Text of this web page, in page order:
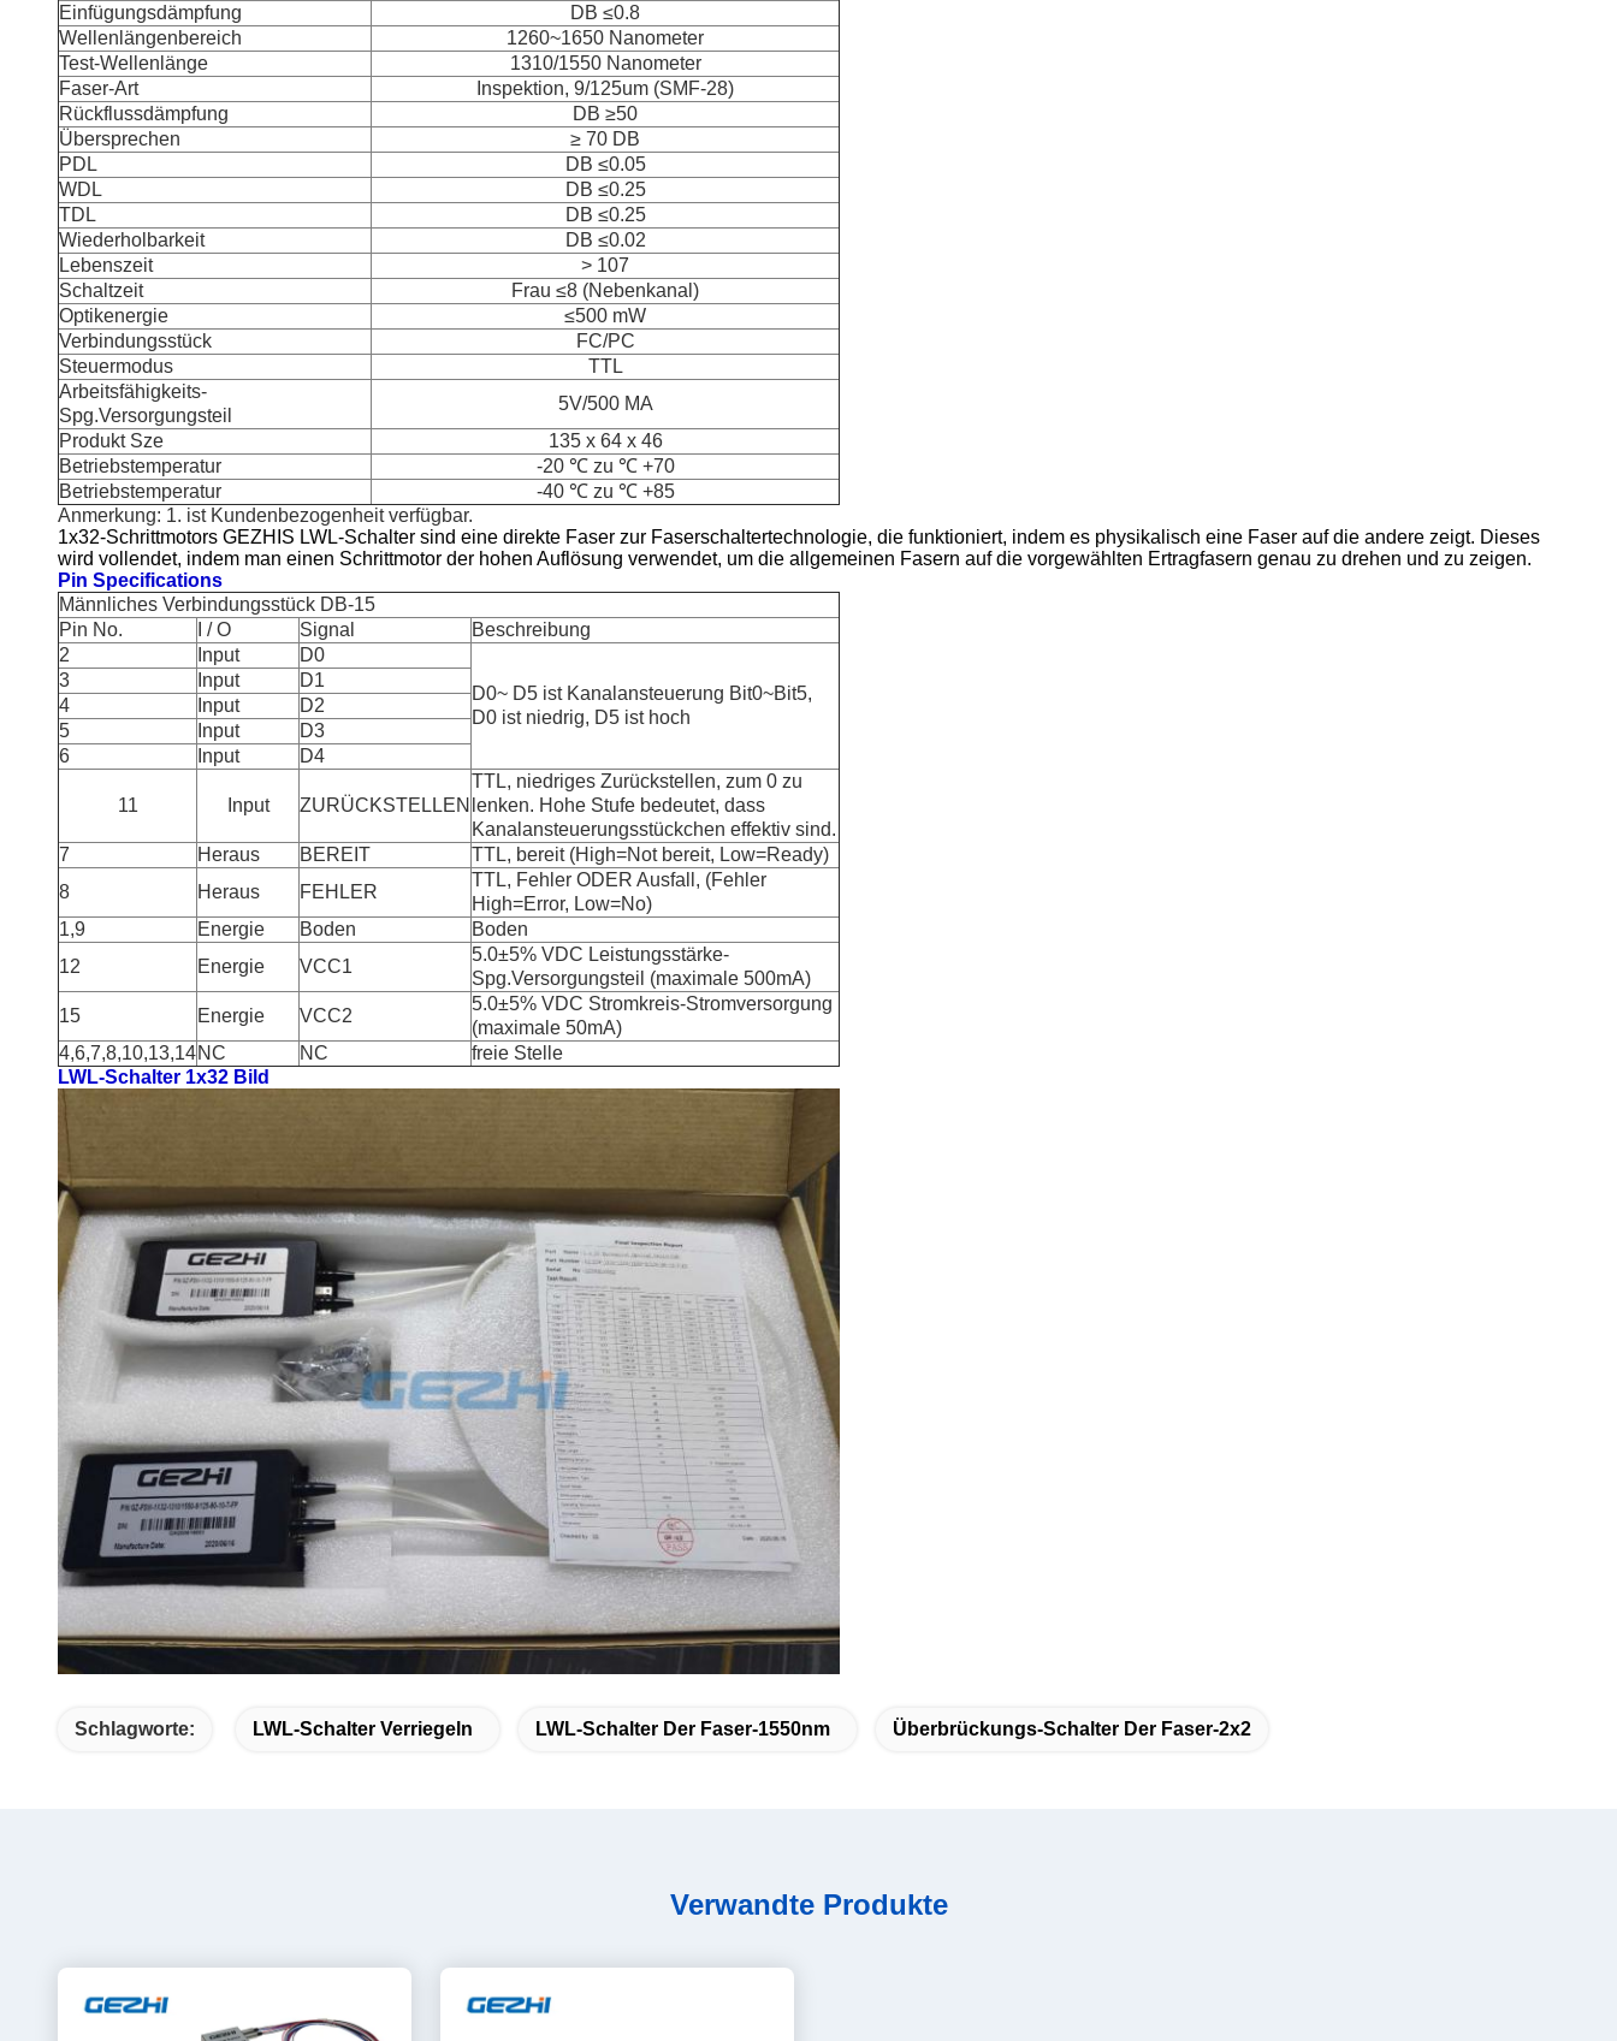
Einfügungsdämpfung
DB ≤0.8
Wellenlängenbereich
1260~1650 Nanometer
Test-Wellenlänge
1310/1550 Nanometer
Faser-Art
Inspektion, 9/125um (SMF-28)
Rückflussdämpfung
DB ≥50
Übersprechen
≥ 70 DB
PDL
DB ≤0.05
WDL
DB ≤0.25
TDL
DB ≤0.25
Wiederholbarkeit
DB ≤0.02
Lebenszeit
> 107
Schaltzeit
Frau ≤8 (Nebenkanal)
Optikenergie
≤500 mW
Verbindungsstück
FC/PC
Steuermodus
TTL
Arbeitsfähigkeits-
Spg.Versorgungsteil
5V/500 MA
Produkt Sze
135 x 64 x 46
Betriebstemperatur
-20 ℃ zu ℃ +70
Betriebstemperatur
-40 ℃ zu ℃ +85
Anmerkung: 1. ist Kundenbezogenheit verfügbar.
1x32-Schrittmotors GEZHIS LWL-Schalter sind eine direkte Faser zur Faserschaltertechnologie, die funktioniert, indem es physikalisch eine Faser auf die andere zeigt. Dieses
wird vollendet, indem man einen Schrittmotor der hohen Auflösung verwendet, um die allgemeinen Fasern auf die vorgewählten Ertragfasern genau zu drehen und zu zeigen.
Pin Specifications
Männliches Verbindungsstück DB-15
Pin No.
I / O Signal
Beschreibung
2
Input
D0
D0~ D5 ist Kanalansteuerung Bit0~Bit5,
D0 ist niedrig, D5 ist hoch
3 Input
D1
4
Input
D2
5
Input
D3
6
Input D4
11 Input ZURÜCKSTELLEN
TTL, niedriges Zurückstellen, zum 0 zu
lenken. Hohe Stufe bedeutet, dass
Kanalansteuerungsstückchen effektiv sind.
7
Heraus BEREIT
TTL, bereit (High=Not bereit, Low=Ready)
8
Heraus FEHLER
TTL, Fehler ODER Ausfall, (Fehler
High=Error, Low=No)
1,9
Energie Boden
Boden
12
Energie VCC1
5.0±5% VDC Leistungsstärke-
Spg.Versorgungsteil (maximale 500mA)
15
Energie VCC2
5.0±5% VDC Stromkreis-Stromversorgung
(maximale 50mA)
4,6,7,8,10,13,14NC NC
freie Stelle
LWL-Schalter 1x32 Bild
Schlagworte: LWL-Schalter Verriegeln LWL-Schalter Der Faser-1550nm Überbrückungs-Schalter Der Faser-2x2
Verwandte Produkte